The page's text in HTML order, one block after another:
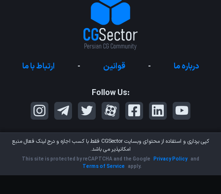
درباره ما - قوانین - ارتباط با ما
Follow Us:
کپی برداری و استفاده از محتوای وبسایتCGSector فقط با کسب اجازه و درج لینک فعال منبع
امکانپذیر می باشد.
This site is protected by reCAPTCHA and the Google Privacy Policy and
Terms of Service apply.